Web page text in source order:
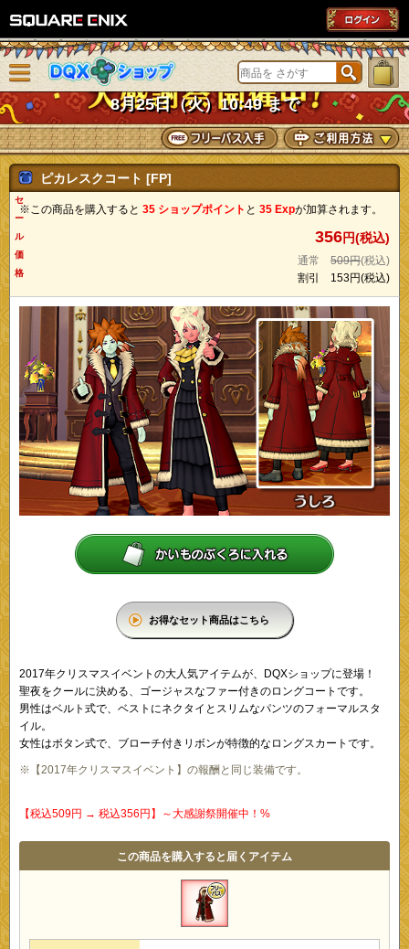
DQXショップ
8月25日（火）10:49 まで
ニューを閉じる
ピカレスクコート [FP]
※この商品を購入すると 35 ショップポイント と 35 Expが加算されます。
セ
ー
ル
価
格
356円(税込)
通常 509円(税込)
割引 153円(税込)
お得なセット商品はこちら
2017年クリスマスイベントの大人気アイテムが、DQXショップに登場！
聖夜をクールに決める、ゴージャスなファー付きのロングコートです。
男性はベルト式で、ベストにネクタイとスリムなパンツのフォーマルスタ
イル。
女性はボタン式で、ブローチ付きリボンが特徴的なロングスカートです。
※【2017年クリスマスイベント】の報酬と同じ装備です。
【税込509円 → 税込356円】～大感謝祭開催中！%
この商品を購入すると届くアイテム